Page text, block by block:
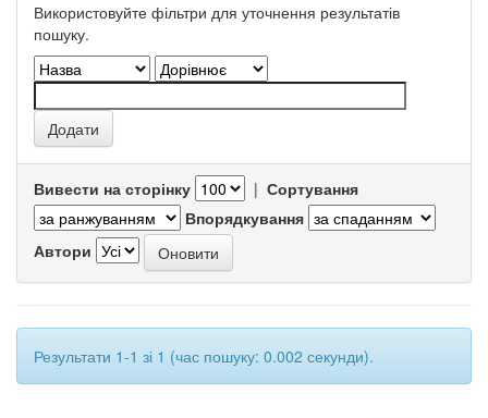
Використовуйте фільтри для уточнення результатів
пошуку.
Вивести на сторінку | Сортування
Впорядкування
Автори
Результати 1-1 зі 1 (час пошуку: 0.002 секунди).